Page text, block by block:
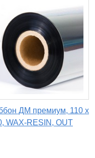
ДМ премиум, 110 х
WAX-RESIN, OUT